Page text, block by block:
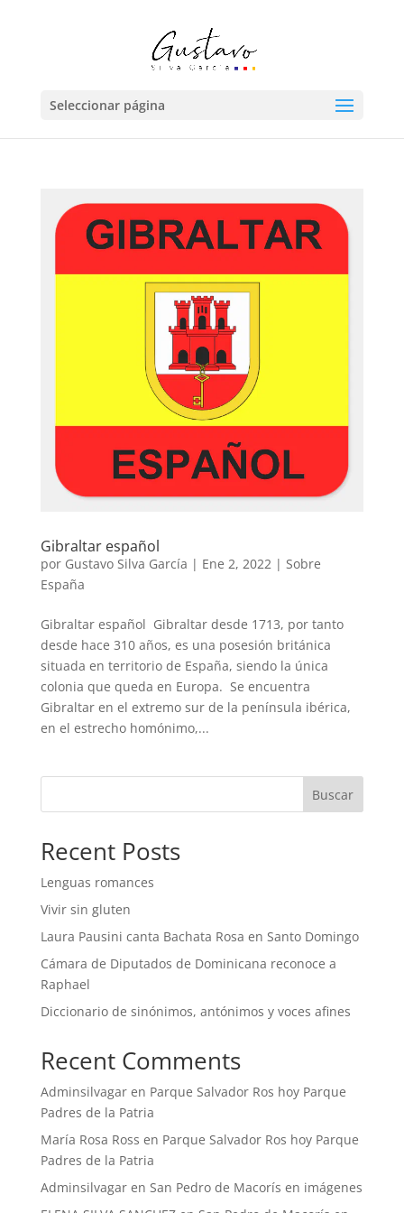
Seleccionar página
Gibraltar español
por Gustavo Silva García | Ene 2, 2022| Sobre
España
Gibraltar español Gibraltar desde 1713, por tanto
desde hace 310 años, es una posesión británica
situada en territorio de España, siendo la única
colonia que queda en Europa. Se encuentra
Gibraltar en el extremo sur de la península ibérica,
en el estrecho homónimo,...
Buscar
Recent Posts
Lenguas romances
Vivir sin gluten
Laura Pausini canta Bachata Rosa en Santo Domingo
Cámara de Diputados de Dominicana reconoce a
Raphael
Diccionario de sinónimos, antónimos y voces afines
Recent Comments
Adminsilvagaren Parque Salvador Ros hoy Parque
Padres de la Patria
María Rosa Ross en Parque Salvador Ros hoy Parque
Padres de la Patria
Adminsilvagaren San Pedro de Macorís en imágenes